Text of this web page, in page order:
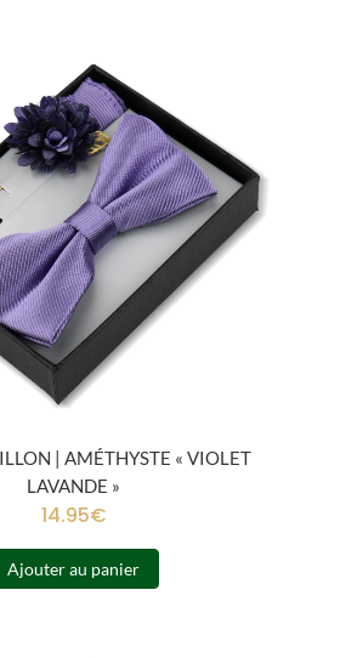
| AMÉTHYSTE « VIOLET
LAVANDE »
14.95€
Ajouter au panier